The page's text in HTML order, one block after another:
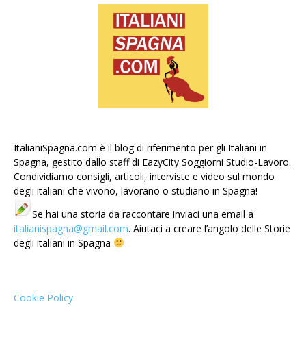
ItalianiSpagna.com è il blog di riferimento per gli Italiani in
Spagna, gestito dallo staff di EazyCity Soggiorni Studio-Lavoro.
Condividiamo consigli, articoli, interviste e video sul mondo
degli italiani che vivono, lavorano o studiano in Spagna!
Se hai una storia da raccontare inviaci una email a
italianispagna@gmail.com. Aiutaci a creare l’angolo delle Storie
degli italiani in Spagna
Cookie Policy